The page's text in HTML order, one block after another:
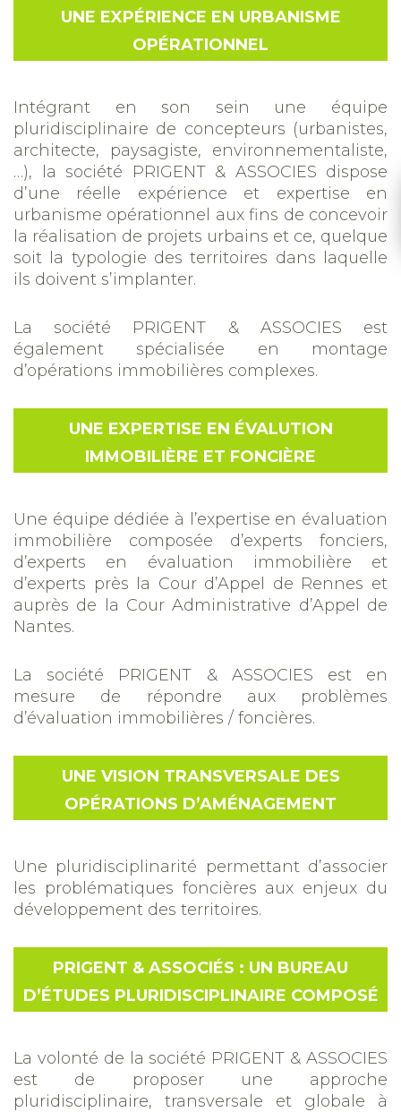
UNE EXPÉRIENCE EN URBANISME
OPÉRATIONNEL
Intégrant en son sein une équipe
pluridisciplinaire de concepteurs (urbanistes,
architecte, paysagiste, environnementaliste,
…), la société PRIGENT & ASSOCIES dispose
d’une réelle expérience et expertise en
urbanisme opérationnel aux fins de concevoir
la réalisation de projets urbains et ce, quelque
soit la typologie des territoires dans laquelle
ils doivent s’implanter.
La société PRIGENT & ASSOCIES est
également spécialisée en montage
d’opérations immobilières complexes.
UNE EXPERTISE EN ÉVALUTION
IMMOBILIÈRE ET FONCIÈRE
Une équipe dédiée à l’expertise en évaluation
immobilière composée d’experts fonciers,
d’experts en évaluation immobilière et
d’experts près la Cour d’Appel de Rennes et
auprès de la Cour Administrative d’Appel de
Nantes.
La société PRIGENT & ASSOCIES est en
mesure de répondre aux problèmes
d’évaluation immobilières / foncières.
UNE VISION TRANSVERSALE DES
OPÉRATIONS D’AMÉNAGEMENT
Une pluridisciplinarité permettant d’associer
les problématiques foncières aux enjeux du
développement des territoires.
PRIGENT & ASSOCIÉS : UN BUREAU
D’ÉTUDES PLURIDISCIPLINAIRE COMPOSÉ
La volonté de la société PRIGENT & ASSOCIES
est de proposer une approche
pluridisciplinaire, transversale et globale à